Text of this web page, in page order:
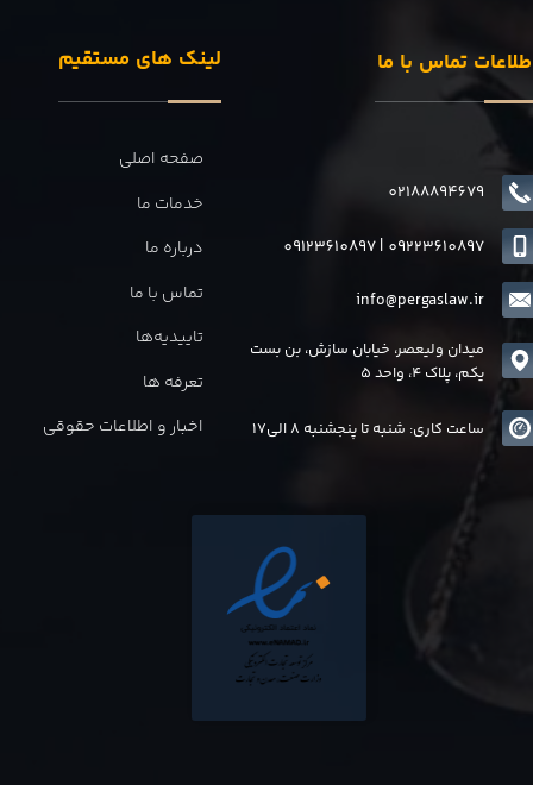
لینک های مستقیم
صفحه اصلی
خدمات ما
درباره ما
تماس با ما
تاییدیه‌ها
تعرفه ها
اخبار و اطلاعات حقوقی
تماس با ما
02188894679
info@pergaslaw.ir
09123610897| 09223610897
میدان ولیعصر، خیابان سازش، بن بست
یکم، پلاک 4، واحد 5
ساعت کاری: شنبه تا پنجشنبه 8 الی17